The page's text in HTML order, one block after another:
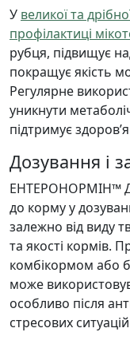
У великої та
профілактиці
рубця, підвищує
покращує якість
Регулярне
уникнути
підтримує
Дозування і
ЕНТЕРОНОРМІН™
до корму у
залежно від виду
та якості кормів.
комбікормом або
може
особливо після
стресових